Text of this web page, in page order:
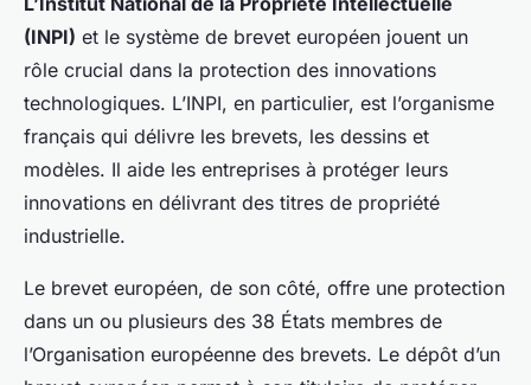
(INPI) et le système de brevet européen jouent un
rôle crucial dans la protection des innovations
technologiques. L’INPI, en particulier, est l’organisme
français qui délivre les brevets, les dessins et
modèles. Il aide les entreprises à protéger leurs
innovations en délivrant des titres de propriété
industrielle.
Le brevet européen, de son côté, offre une protection
dans un ou plusieurs des 38 États membres de
l’Organisation européenne des brevets. Le dépôt d’un